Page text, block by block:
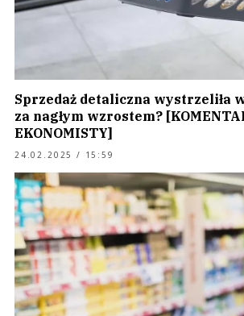
Sprzedaż detaliczna wystrzeliła
za nagłym wzrostem?
EKONOMISTY]
24.02.2025 / 15:59